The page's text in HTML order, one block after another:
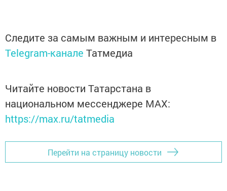
Следите за самым важным и интересным в
Telegram-канале Татмедиа
Читайте новости Татарстана в
национальном мессенджере MАХ:
https://max.ru/tatmedia
Перейти на страницу новости